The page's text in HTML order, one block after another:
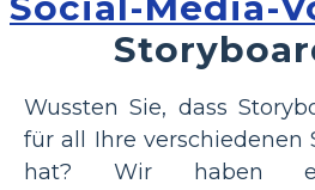
Wussten Sie, dass
für all Ihre verschiedenen
hat? Wir haben